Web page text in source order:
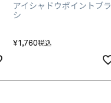
アイシャドウポイントブラ
シ
¥1,760税込